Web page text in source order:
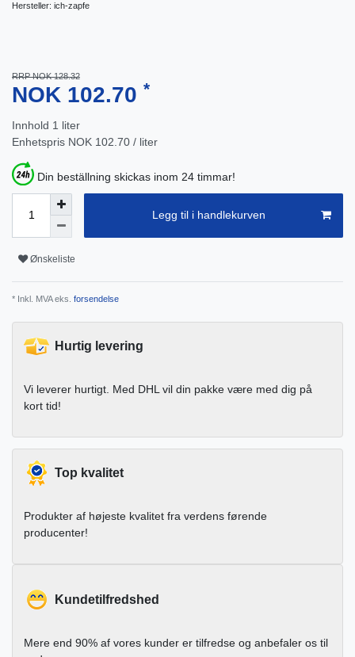
Hersteller: ich-zapfe
RRP NOK 128.32
NOK 102.70 *
Innhold 1 liter
Enhetspris NOK 102.70 / liter
Din beställning skickas inom 24 timmar!
Legg til i handlekurven
Ønskeliste
* Inkl. MVA eks. forsendelse
Hurtig levering
Vi leverer hurtigt. Med DHL vil din pakke være med dig på
kort tid!
Top kvalitet
Produkter af højeste kvalitet fra verdens førende
producenter!
Kundetilfredshed
Mere end 90% af vores kunder er tilfredse og anbefaler os til